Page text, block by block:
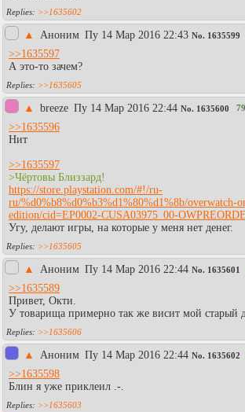
>>1635602
▲ Аноним Пy 14 Мар 2016 22:43 No. 1635599
>>1635597
А это-то зачем?
>>1635605
▲ breeze Пy 14 Мар 2016 22:44 No. 1635600 79
>>1635596
Нит
>>1635597
>Чёртовы Близзард!
https://store.playstation.com/#!/ru-
ru/%d0%b8%d0%b3%d1%80%d1%8b/overwatch-
edition/cid=EP0002-CUSA03975_00-
Угу, делают игры, на которые у меня нет денег.
>>1635605
▲ Аноним Пy 14 Мар 2016 22:44 No. 1635601
>>1635589
Привет, Окти.
У товарища примерно так же висит мой старый
>>1635606
▲ Aнoним Пy 14 Мар 2016 22:44 No. 1635602
>>1635598
Блин я уже приклеил .-.
>>1635603